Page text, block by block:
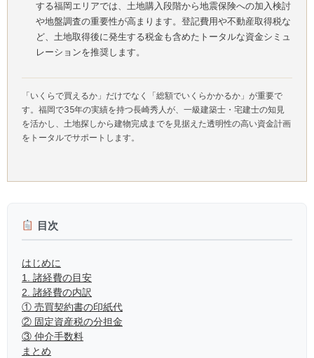
する福岡エリアでは、土地購入段階から地震保険への加入検討
や地盤調査の重要性が高まります。登記費用や不動産取得税な
ど、土地取得後に発生する税金も含めたトータルな資金シミュ
レーションを推奨します。
「いくらで買えるか」だけでなく「総額でいくらかかるか」が重要で
す。福岡で35年の実績を持つ長崎秀人が、一級建築士・宅建士の知見
を活かし、土地探しから建物完成までを見据えた透明性の高い資金計画
をトータルでサポートします。
目次
はじめに
1. 諸経費の目安
2. 諸経費の内訳
① 売買契約書の印紙代
② 固定資産税の分担金
③ 仲介手数料
まとめ